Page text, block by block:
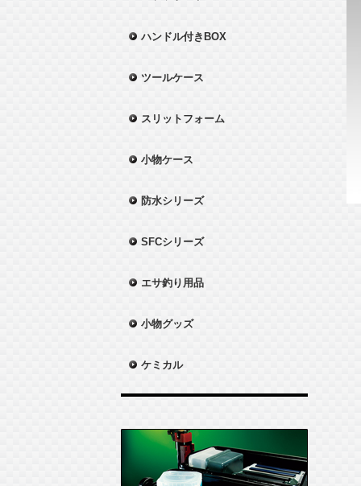
ハンドル付きBOX
ツールケース
スリットフォーム
小物ケース
防水シリーズ
SFCシリーズ
エサ釣り用品
小物グッズ
ケミカル